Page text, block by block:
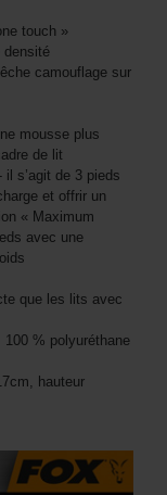
touch »
densité
camouflage sur
mousse plus
de lit
s’agit de 3 pieds
et offrir un
« Maximum
avec une
que les lits avec
% polyuréthane
hauteur